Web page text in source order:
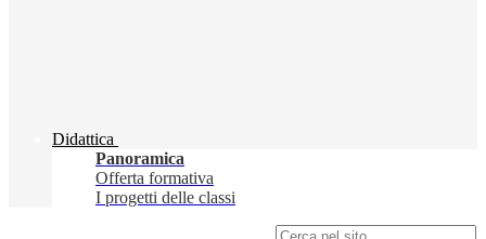
Didattica
Panoramica
Offerta formativa
I progetti delle classi